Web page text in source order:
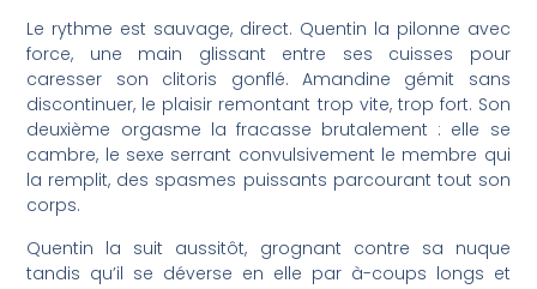
Le rythme est sauvage, direct. Quentin la pilonne avec
force, une main glissant entre ses cuisses pour
caresser son clitoris gonflé. Amandine gémit sans
discontinuer, le plaisir remontant trop vite, trop fort. Son
deuxième orgasme la fracasse brutalement : elle se
cambre, le sexe serrant convulsivement le membre qui
la remplit, des spasmes puissants parcourant tout son
corps.
Quentin la suit aussitôt, grognant contre sa nuque
tandis qu’il se déverse en elle par à-coups longs et